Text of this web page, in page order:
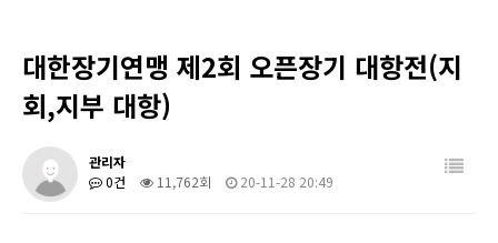
대한장기연맹 제2회 오픈장기 대항전(지
회,지부 대항)
관리자
0건
11,762회 20-11-28 20:49